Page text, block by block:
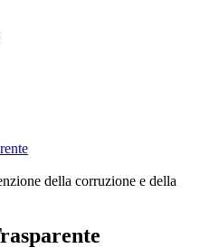
della corruzione e della